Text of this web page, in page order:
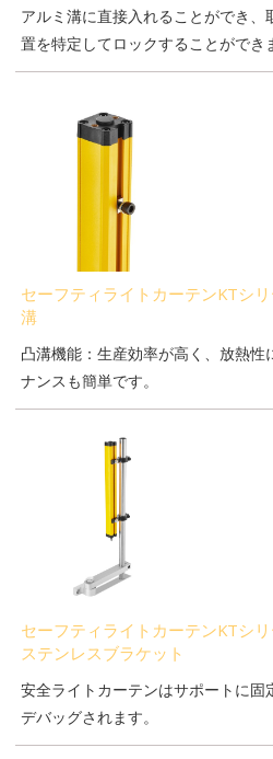
アルミ溝に直接入れることができ
置を特定してロックすることができ
セーフティライトカーテンKTシ
溝
凸溝機能：生産効率が高く、放熱
ナンスも簡単です。
セーフティライトカーテンKTシ
ステンレスブラケット
安全ライトカーテンはサポートに固
デバッグされます。